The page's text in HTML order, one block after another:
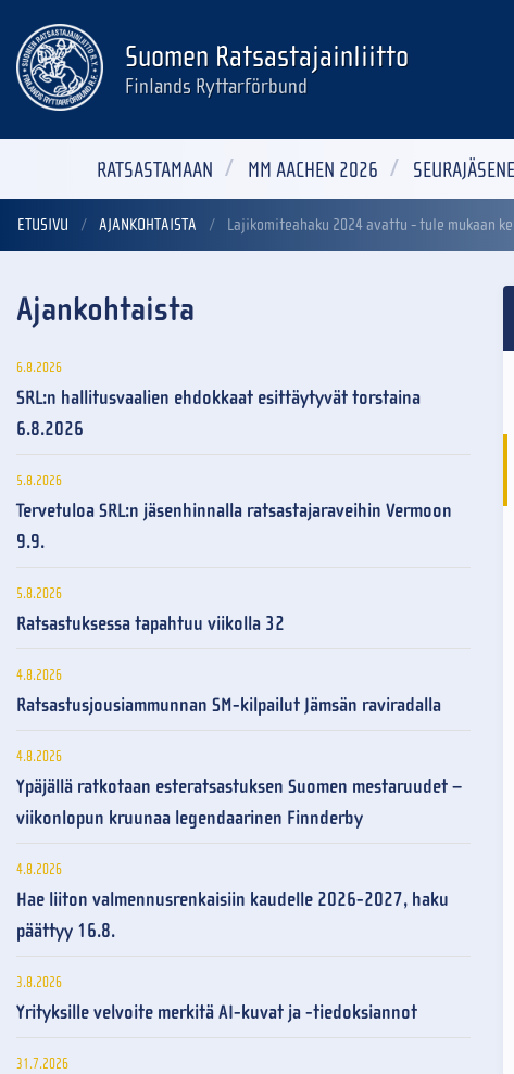
Suomen Ratsastajainliitto
Finlands Ryttarförbund
RATSASTAMAAN MM AACHEN 2026
ETUSIVU AJANKOHTAISTA Lajikomiteahaku 2024 avattu - tule mukaan
Ajankohtaista
6.8.2026
SRL:n hallitusvaalien ehdokkaat esittäytyvät torstaina
6.8.2026
5.8.2026
Tervetuloa SRL:n jäsenhinnalla ratsastajaraveihin Vermoon
9.9.
5.8.2026
Ratsastuksessa tapahtuu viikolla 32
4.8.2026
Ratsastusjousiammunnan SM-kilpailut Jämsän raviradalla
4.8.2026
Ypäjällä ratkotaan esteratsastuksen Suomen mestaruudet –
viikonlopun kruunaa legendaarinen Finnderby
4.8.2026
Hae liiton valmennusrenkaisiin kaudelle 2026-2027, haku
päättyy 16.8.
3.8.2026
Yrityksille velvoite merkitä AI-kuvat ja -tiedoksiannot
31.7.2026